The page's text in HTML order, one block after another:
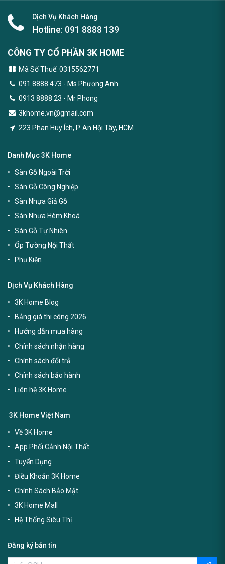
Dịch Vụ Khách Hàng
Hotline: 091 8888 139
CÔNG TY CỔ PHẦN 3K HOME
Mã Số Thuế: 0315562771
091 8888 473 - Ms Phương Anh
0913 8888 23 - Mr Phong
3khome.vn@gmail.com
223 Phan Huy Ích, P. An Hội Tây, HCM
Danh Mục 3K Home
Sàn Gỗ Ngoài Trời
Sàn Gỗ Công Nghiệp
Sàn Nhựa Giả Gỗ
Sàn Nhựa Hèm Khoá
Sàn Gỗ Tự Nhiên
Ốp Tường Nội Thất
Phụ Kiện
Dịch Vụ Khách Hàng
3K Home Blog
Bảng giá thi công 2026
Hướng dẫn mua hàng
Chính sách nhận hàng
Chính sách đổi trả
Chính sách bảo hành
Liên hệ 3K Home
3K Home Việt Nam
Về 3K Home
App Phối Cảnh Nội Thất
Tuyển Dụng
Điều Khoản 3K Home
Chính Sách Bảo Mật
3K Home Mall
Hệ Thống Siêu Thị
Đăng ký bản tin